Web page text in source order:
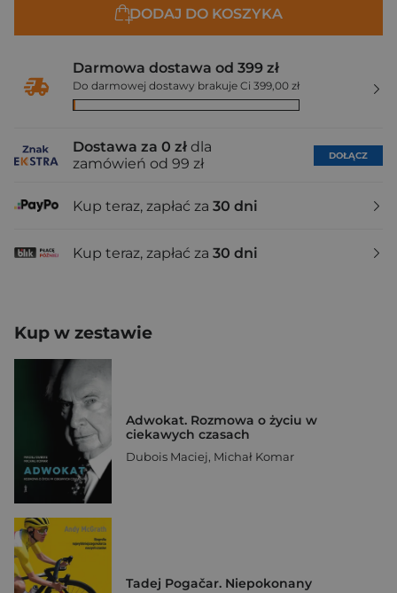
DODAJ DO KOSZYKA
Darmowa dostawa od 399 zł
Do darmowej dostawy brakuje Ci 399,00 zł
Dostawa za 0 zł dla
zamówień od 99 zł
DOŁĄCZ
Kup teraz, zapłać za 30 dni
Kup teraz, zapłać za 30 dni
Kup w zestawie
Adwokat. Rozmowa o życiu w
ciekawych czasach
Dubois Maciej, Michał Komar
Tadej Pogačar. Niepokonany